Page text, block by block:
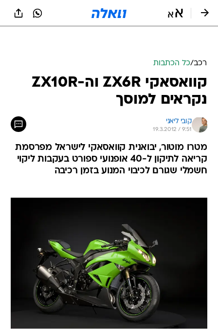
רכב/כל הכתבות
קוואסאקי ZX6R וה-ZX10R
נקראים למוסך
קובי ליאני
19.3.2012 / 9:51
מטרו מוטור, יבואנית קוואסאקי לישראל מפרסמת
קריאה לתיקון ל-40 אופנועי ספורט בעקבות ליקוי
חשמלי שגורם לכיבוי המנוע בזמן רכיבה